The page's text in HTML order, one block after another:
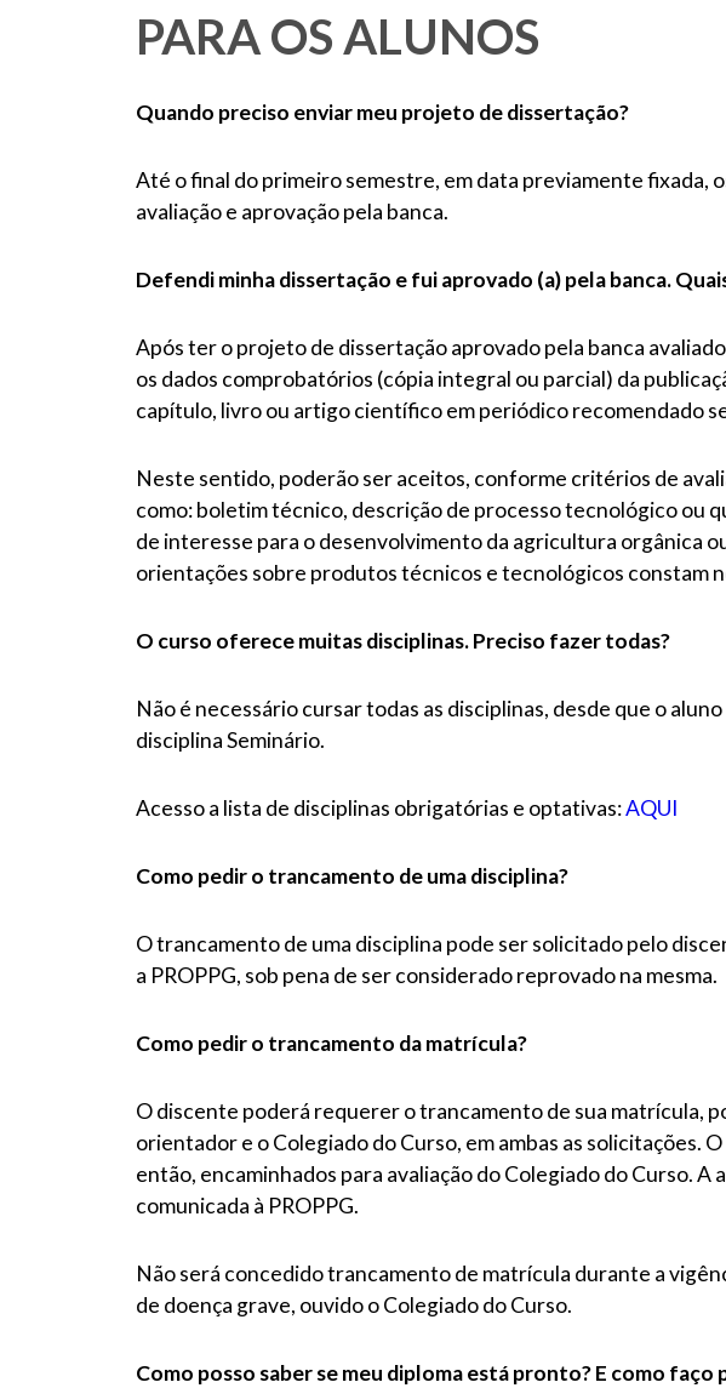
PARA OS ALUNOS
Quando preciso enviar meu projeto de dissertação?
Até o final do primeiro semestre, em data previamente fixada,
avaliação e aprovação pela banca.
Defendi minha dissertação e fui aprovado (a) pela banca.
Após ter o projeto de dissertação aprovado pela banca
os dados comprobatórios (cópia integral ou parcial) da
capítulo, livro ou artigo científico em periódico recomendado
Neste sentido, poderão ser aceitos, conforme critérios de
como: boletim técnico, descrição de processo tecnológico ou
de interesse para o desenvolvimento da agricultura orgânica
orientações sobre produtos técnicos e tecnológicos constam
O curso oferece muitas disciplinas. Preciso fazer todas?
Não é necessário cursar todas as disciplinas, desde que o
disciplina Seminário.
Acesso a lista de disciplinas obrigatórias e optativas:AQUI
Como pedir o trancamento de uma disciplina?
O trancamento de uma disciplina pode ser solicitado pelo
a PROPPG, sob pena de ser considerado reprovado na mesma.
Como pedir o trancamento da matrícula?
O discente poderá requerer o trancamento de sua matrícula,
orientador e o Colegiado do Curso, em ambas as
então, encaminhados para avaliação do Colegiado do Curso.
comunicada à PROPPG.
Não será concedido trancamento de matrícula durante a
de doença grave, ouvido o Colegiado do Curso.
Como posso saber se meu diploma está pronto? E como faço